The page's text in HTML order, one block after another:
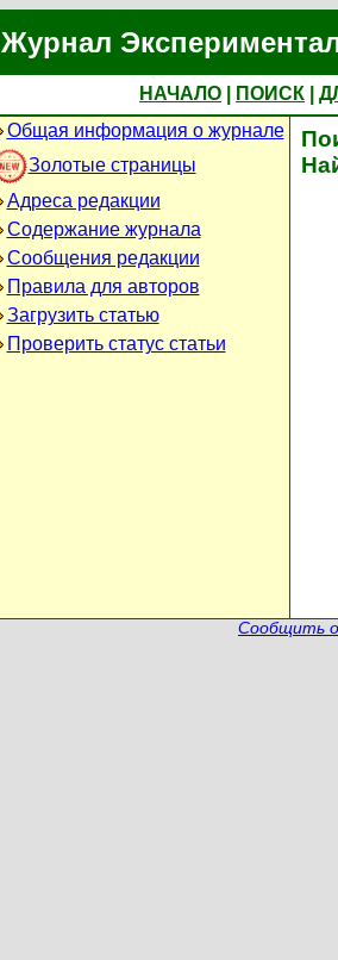
Журнал
НАЧАЛО ПОИСК
Общая информация о журнале
Золотые страницы
Адреса редакции
Содержание журнала
Сообщения редакции
Правила для авторов
Загрузить статью
Проверить статус статьи
Сообщить о